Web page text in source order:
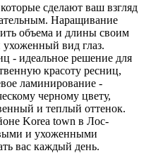
сделают ваш взгляд
Наращивание
объема и длины своим
вид глаз.
- идеальное решение для
красоту ресниц,
ламинирование -
черному цвету,
и теплый оттенок.
Korea town в Лос-
и ухоженными
вас каждый день.